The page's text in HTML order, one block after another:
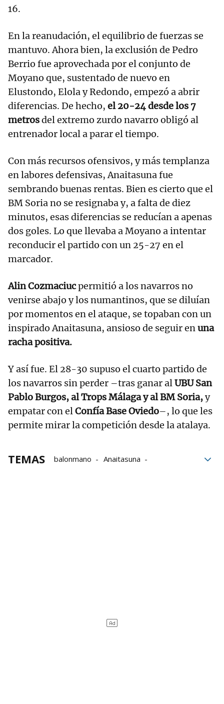
16.
En la reanudación, el equilibrio de fuerzas se
mantuvo. Ahora bien, la exclusión de Pedro
Berrio fue aprovechada por el conjunto de
Moyano que, sustentado de nuevo en
Elustondo, Elola y Redondo, empezó a abrir
diferencias. De hecho, el 20-24 desde los 7
metrosdel extremo zurdo navarro obligó al
entrenador local a parar el tiempo.
Con más recursos ofensivos, y más templanza
en labores defensivas, Anaitasuna fue
sembrando buenas rentas. Bien es cierto que el
BM Soria no se resignaba y, a falta de diez
minutos, esas diferencias se reducían a apenas
dos goles. Lo que llevaba a Moyano a intentar
reconducir el partido con un 25-27 en el
marcador.
Alin Cozmaciucpermitió a los navarros no
venirse abajo y los numantinos, que se diluían
por momentos en el ataque, se topaban con un
inspirado Anaitasuna, ansioso de seguir enuna
racha positiva.
Y así fue. El 28-30 supuso el cuarto partido de
los navarros sin perder –tras ganar alUBU San
Pablo Burgos, al Trops Málaga y al BM Soria,y
empatar con elConfía Base Oviedo–, lo que les
permite mirar la competición desde la atalaya.
TEMAS balonmano
Anaitasuna